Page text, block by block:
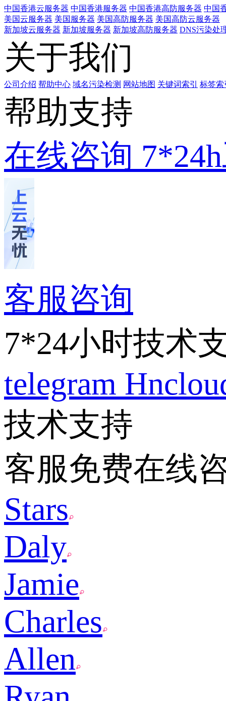
中国香港云服务器 中国香港服务器 中国香港高防服务器 中国
美国云服务器 美国服务器 美国高防服务器 美国高防云服务器
新加坡云服务器 新加坡服务器 新加坡高防服务器 DNS污染处
关于我们
公司介绍 帮助中心 域名污染检测 网站地图 关键词索引 标签索
帮助支持
在线咨询
客服咨询
7*24小时技术
telegram
技术支持
客服免费在线
Stars
Daly
Jamie
Charles
Allen